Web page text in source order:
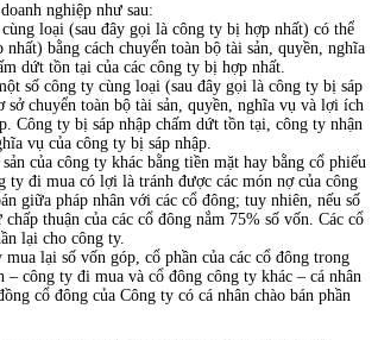
nghiệp như sau:
loại (sau đây gọi là công ty bị hợp nhất) có thể
bằng cách chuyển toàn bộ tài sản, quyền, nghĩa
dứt tồn tại của các công ty bị hợp nhất.
số công ty cùng loại (sau đây gọi là công ty bị sáp
chuyển toàn bộ tài sản, quyền, nghĩa vụ và lợi ích
Công ty bị sáp nhập chấm dứt tồn tại, công ty nhận
vụ của công ty bị sáp nhập.
của công ty khác bằng tiền mặt hay bằng cổ phiếu
đi mua có lợi là tránh được các món nợ của công
giữa pháp nhân với các cổ đông; tuy nhiên, nếu số
thuận của các cổ đông nắm 75% số vốn. Các cổ
lại cho công ty.
lại số vốn góp, cổ phần của các cổ đông trong
công ty đi mua và cổ đông công ty khác – cá nhân
cổ đông của Công ty có cá nhân chào bán phần